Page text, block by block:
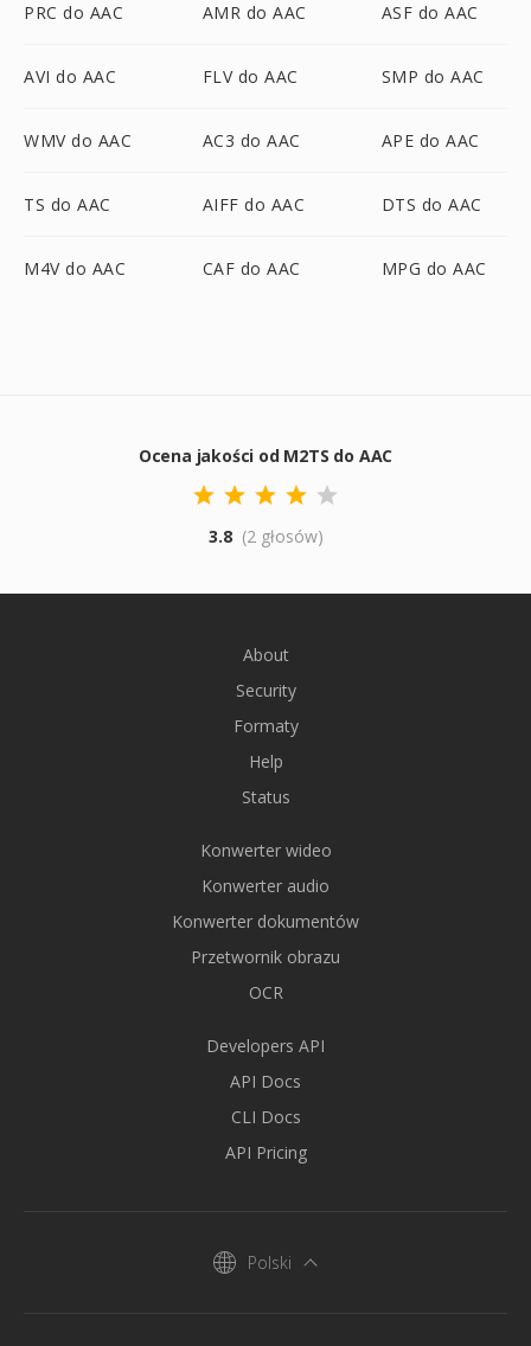
PRC do AAC AMR do AAC ASF do AAC
AVI do AAC FLV do AAC SMP do AAC
WMV do AAC AC3 do AAC APE do AAC
TS do AAC AIFF do AAC DTS do AAC
M4V do AAC CAF do AAC MPG do AAC
Ocena jakości od M2TS do AAC
3.8 (2 głosów)
About
Security
Formaty
Help
Status
Konwerter wideo
Konwerter audio
Konwerter dokumentów
Przetwornik obrazu
OCR
Developers API
API Docs
CLI Docs
API Pricing
Polski